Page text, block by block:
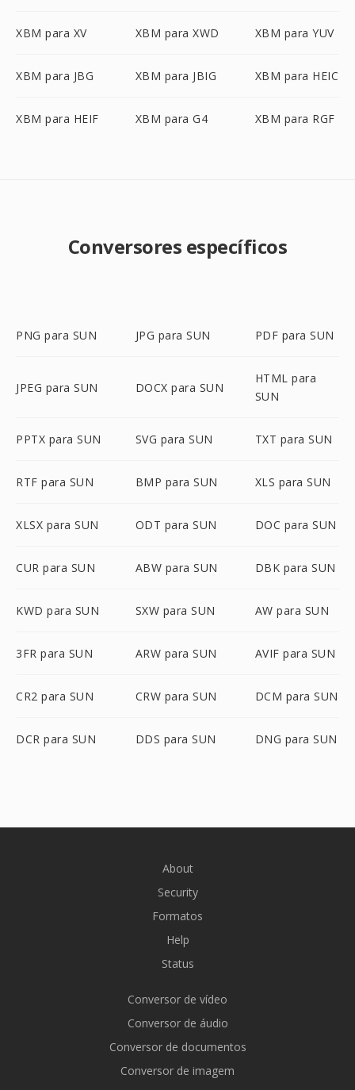
XBM para XV XBM para XWD XBM para YUV
XBM para JBG XBM para JBIG XBM para HEIC
XBM para HEIF XBM para G4 XBM para RGF
Conversores específicos
PNG para SUN JPG para SUN PDF para SUN
JPEG para SUN DOCX para SUN
HTML para
SUN
PPTX para SUN SVG para SUN TXT para SUN
RTF para SUN BMP para SUN XLS para SUN
XLSX para SUN ODT para SUN DOC para SUN
CUR para SUN ABW para SUN DBK para SUN
KWD para SUN SXW para SUN AW para SUN
3FR para SUN ARW para SUN AVIF para SUN
CR2 para SUN CRW para SUN DCM para SUN
DCR para SUN DDS para SUN DNG para SUN
About
Security
Formatos
Help
Status
Conversor de vídeo
Conversor de áudio
Conversor de documentos
Conversor de imagem